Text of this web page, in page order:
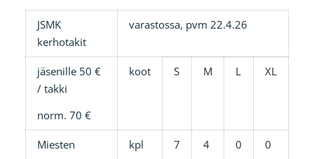
JSMK
kerhotakit
varastossa, pvm 22.4.26
jäsenille 50 €
/ takki
norm. 70 €
koot S M L XL
Miesten kpl 7 4 0 0